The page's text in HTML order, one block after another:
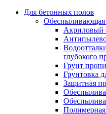
Для бетонных полов
Обеспыливающая
Акриловый
глубокого
Грунт
Грунтовка
Защитная
Полимерная